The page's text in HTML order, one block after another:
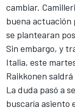
cambiar.
buena actuación
se plantearan
Sin embargo, y
Italia, este
Raikkonen saldrá
La duda pasó a
buscaría asiento